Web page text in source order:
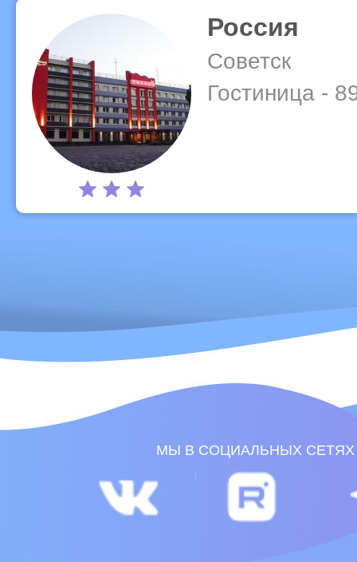
Россия
Советск
Гостиница -